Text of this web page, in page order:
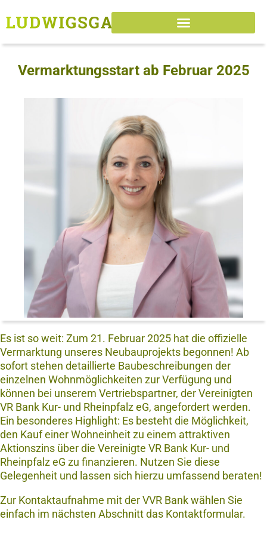
Vermarktungsstart ab Februar 2025
Es ist so weit: Zum 21. Februar 2025 hat die offizielle
Vermarktung unseres Neubauprojekts begonnen! Ab
sofort stehen detaillierte Baubeschreibungen der
einzelnen Wohnmöglichkeiten zur Verfügung und
können bei unserem Vertriebspartner, der Vereinigten
VR Bank Kur- und Rheinpfalz eG, angefordert werden.
Ein besonderes Highlight: Es besteht die Möglichkeit,
den Kauf einer Wohneinheit zu einem attraktiven
Aktionszins über die Vereinigte VR Bank Kur- und
Rheinpfalz eG zu finanzieren. Nutzen Sie diese
Gelegenheit und lassen sich hierzu umfassend beraten!
Zur Kontaktaufnahme mit der VVR Bank wählen Sie
einfach im nächsten Abschnitt das Kontaktformular.